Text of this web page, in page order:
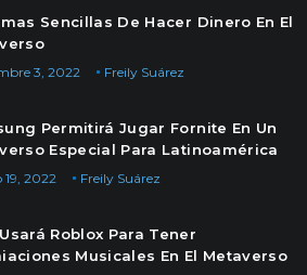
Sencillas De Hacer Dinero En El
Freily Suárez
3, 2022
Permitirá Jugar Fornite En Un
Especial Para Latinoamérica
Freily Suárez
19, 2022
Roblox Para Tener
Musicales En El Metaverso